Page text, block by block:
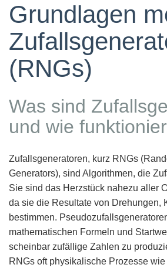
Grundlagen
(RNGs)
Was sind
und wie
Zufallsgeneratoren, kurz RNGs
Generators), sind Algorithmen, die
Sie sind das Herzstück nahezu aller
da sie die Resultate von Drehungen,
bestimmen.
mathematischen Formeln und
scheinbar zufällige Zahlen zu
RNGs oft physikalische Prozesse